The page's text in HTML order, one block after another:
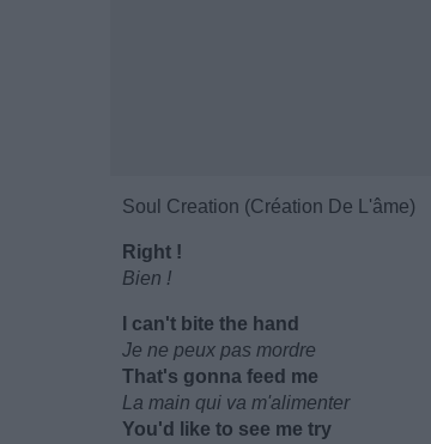
Soul Creation (Création De L'âme)
Right !
Bien !
I can't bite the hand
Je ne peux pas mordre
That's gonna feed me
La main qui va m'alimenter
You'd like to see me try